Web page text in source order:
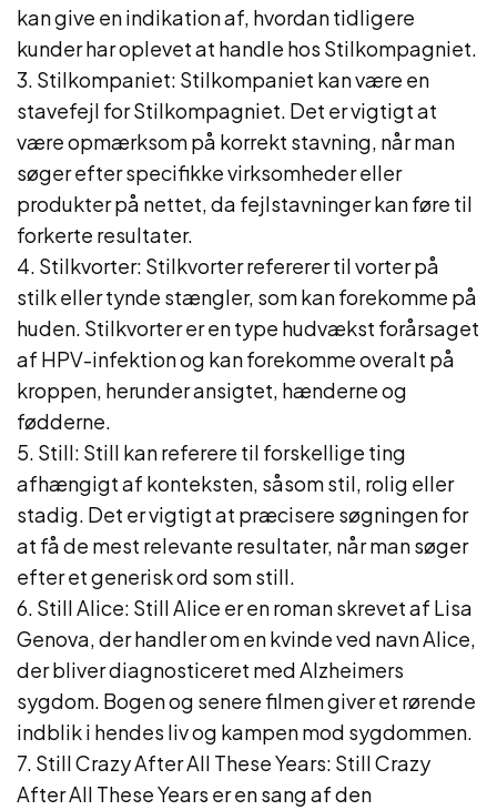
kan give en indikation af, hvordan tidligere
kunder har oplevet at handle hos Stilkompagniet.
3. Stilkompaniet: Stilkompaniet kan være en
stavefejl for Stilkompagniet. Det er vigtigt at
være opmærksom på korrekt stavning, når man
søger efter specifikke virksomheder eller
produkter på nettet, da fejlstavninger kan føre til
forkerte resultater.
4. Stilkvorter: Stilkvorter refererer til vorter på
stilk eller tynde stængler, som kan forekomme på
huden. Stilkvorter er en type hudvækst forårsaget
af HPV-infektion og kan forekomme overalt på
kroppen, herunder ansigtet, hænderne og
fødderne.
5. Still: Still kan referere til forskellige ting
afhængigt af konteksten, såsom stil, rolig eller
stadig. Det er vigtigt at præcisere søgningen for
at få de mest relevante resultater, når man søger
efter et generisk ord som still.
6. Still Alice: Still Alice er en roman skrevet af Lisa
Genova, der handler om en kvinde ved navn Alice,
der bliver diagnosticeret med Alzheimers
sygdom. Bogen og senere filmen giver et rørende
indblik i hendes liv og kampen mod sygdommen.
7. Still Crazy After All These Years: Still Crazy
After All These Years er en sang af den